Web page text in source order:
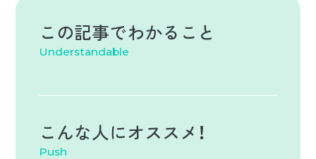
質問する
この記事でわかること
Understandable
こんな人にオススメ！
Push